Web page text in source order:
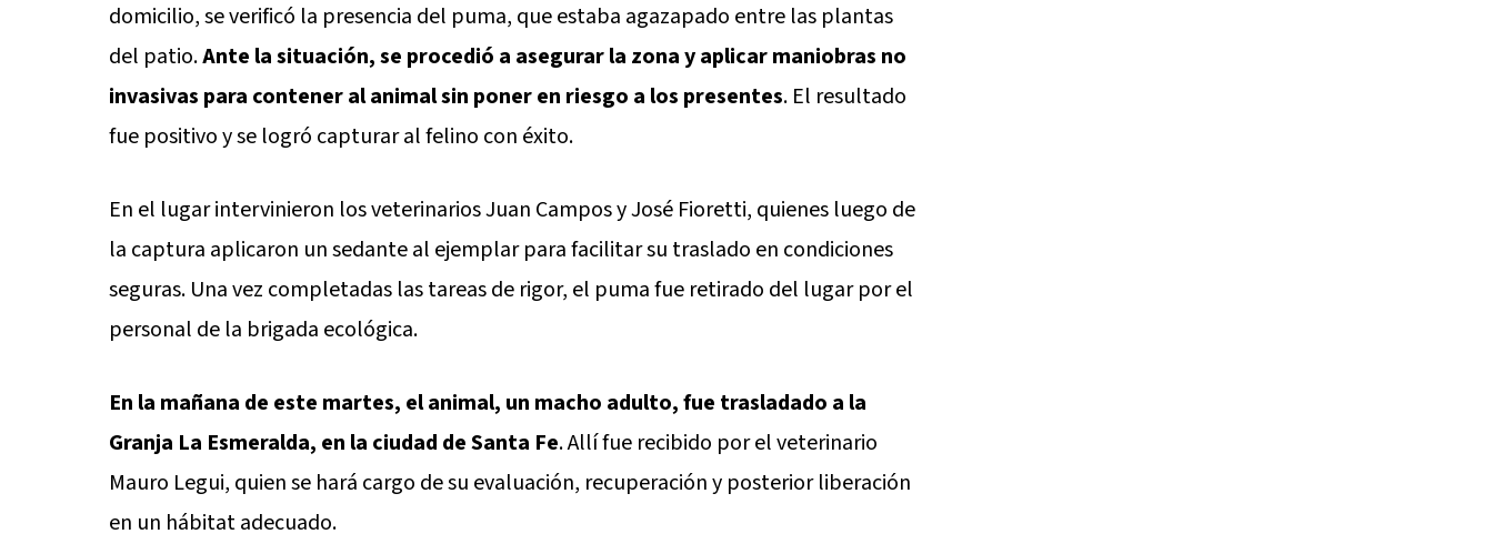
domicilio, se verificó la presencia del puma, que estaba agazapado entre las plantas
del patio.Ante la situación, se procedió a asegurar la zona y aplicar maniobras no
invasivas para contener al animal sin poner en riesgo a los presentes. El resultado
fue positivo y se logró capturar al felino con éxito.
En el lugar intervinieron los veterinarios Juan Campos y José Fioretti, quienes luego de
la captura aplicaron un sedante al ejemplar para facilitar su traslado en condiciones
seguras. Una vez completadas las tareas de rigor, el puma fue retirado del lugar por el
personal de la brigada ecológica.
En la mañana de este martes, el animal, un macho adulto, fue trasladado a la
Granja La Esmeralda, en la ciudad de Santa Fe. Allí fue recibido por el veterinario
Mauro Legui, quien se hará cargo de su evaluación, recuperación y posterior liberación
en un hábitat adecuado.